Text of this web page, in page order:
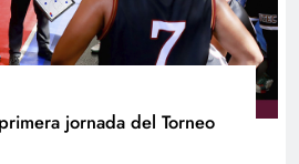
jornada del Torneo